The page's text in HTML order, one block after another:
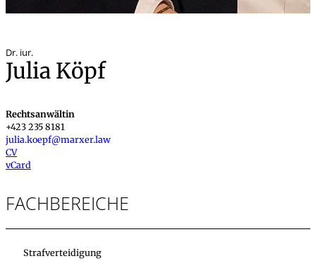
Dr. iur.
Julia Köpf
Rechtsanwältin
+423 235 8181
julia.koepf@marxer.law
CV
vCard
FACHBEREICHE
Strafverteidigung